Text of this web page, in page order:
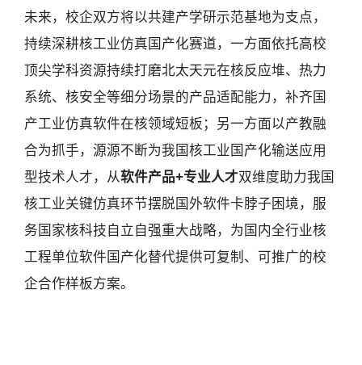
未来，校企双方将以共建产学研示范基地为支点，
持续深耕核工业仿真国产化赛道，一方面依托高校
顶尖学科资源持续打磨北太天元在核反应堆、热力
系统、核安全等细分场景的产品适配能力，补齐国
产工业仿真软件在核领域短板；另一方面以产教融
合为抓手，源源不断为我国核工业国产化输送应用
型技术人才，从软件产品+专业人才双维度助力我国
核工业关键仿真环节摆脱国外软件卡脖子困境，服
务国家核科技自立自强重大战略，为国内全行业核
工程单位软件国产化替代提供可复制、可推广的校
企合作样板方案。